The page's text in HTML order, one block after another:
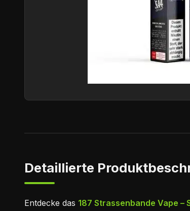
Detaillierte
Entdecke das 187 Strassenbande Vape –